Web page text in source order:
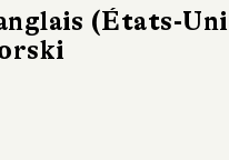
(États-